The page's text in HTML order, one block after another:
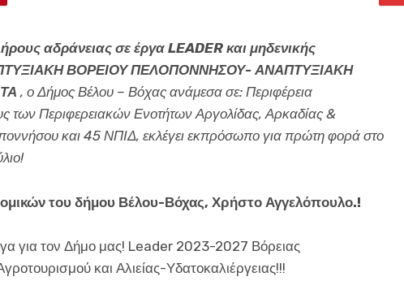
αδράνειας σε έργα LEADER και μηδενικής
ΒΟΡΕΙΟΥ ΠΕΛΟΠΟΝΝΗΣΟΥ- ΑΝΑΠΤΥΞΙΑΚΗ
, ο Δήμος Βέλου – Βόχας ανάμεσα σε: Περιφέρεια
των Περιφερειακών Ενοτήτων Αργολίδας, Αρκαδίας &
και 45 ΝΠΙΔ, εκλέγει εκπρόσωπο για πρώτη φορά στο
του δήμου Βέλου-Βόχας, Χρήστο Αγγελόπουλο.!
για τον Δήμο μας! Leader 2023-2027 Βόρειας
και Αλιείας-Υδατοκαλιέργειας!!!